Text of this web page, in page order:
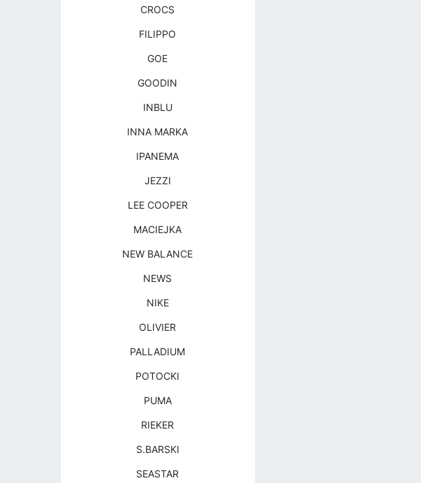
CROCS
FILIPPO
GOE
GOODIN
INBLU
INNA MARKA
IPANEMA
JEZZI
LEE COOPER
MACIEJKA
NEW BALANCE
NEWS
NIKE
OLIVIER
PALLADIUM
POTOCKI
PUMA
RIEKER
S.BARSKI
SEASTAR